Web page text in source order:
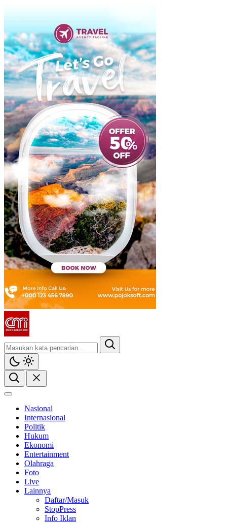
CMI News
Berani, Integritas dan Loyalitas
Nasional
Internasional
Politik
Hukum
Ekonomi
Entertainment
Olahraga
Foto
Live
Lainnya
Daftar/Masuk
StopPress
Info Iklan